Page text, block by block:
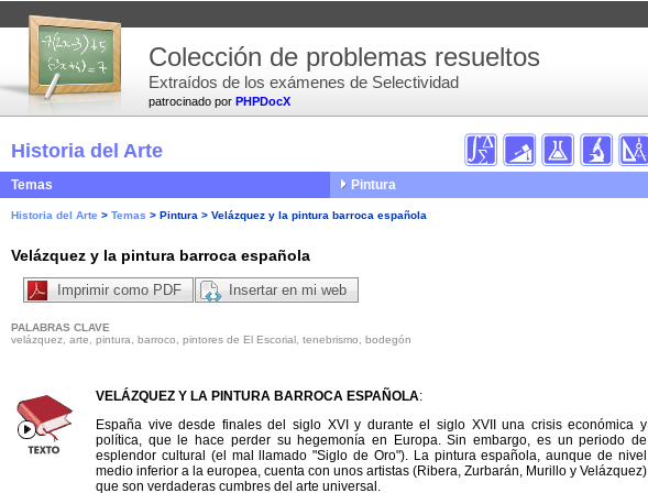
patrocinado por PHPDocX
Colección de problemas resueltos
Extraídos de los exámenes de Selectividad
Historia del Arte
Temas Pintura
Historia del Arte > Temas > Pintura > Velázquez y la pintura barroca española
Velázquez y la pintura barroca española
Imprimir como PDF Insertar en mi web
PALABRAS CLAVE
velázquez, arte, pintura, barroco, pintores de El Escorial, tenebrismo, bodegón
VELÁZQUEZ Y LA PINTURA BARROCA ESPAÑOLA:
España vive desde finales del siglo XVI y durante el siglo XVII una crisis económica y
política, que le hace perder su hegemonía en Europa. Sin embargo, es un periodo de
esplendor cultural (el mal llamado "Siglo de Oro"). La pintura española, aunque de nivel
medio inferior a la europea, cuenta con unos artistas (Ribera, Zurbarán, Murillo y Velázquez)
que son verdaderas cumbres del arte universal.